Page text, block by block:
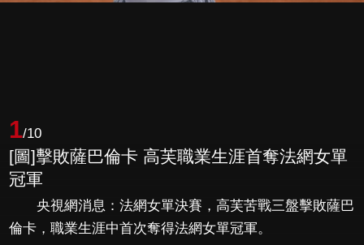
1/10
[圖]擊敗薩巴倫卡 高芙職業生涯首奪法網女單
冠軍
央視網消息：法網女單決賽，高芙苦戰三盤擊敗薩巴
倫卡，職業生涯中首次奪得法網女單冠軍。